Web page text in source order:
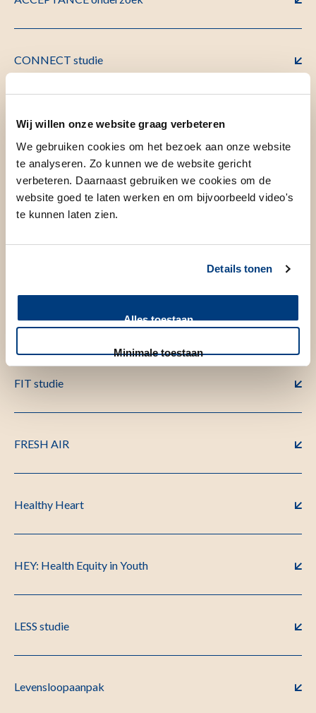
Wij willen onze website graag verbeteren
We gebruiken cookies om het bezoek aan onze website
te analyseren. Zo kunnen we de website gericht
verbeteren. Daarnaast gebruiken we cookies om de
website goed te laten werken en om bijvoorbeeld video's
te kunnen laten zien.
Details tonen
Alles toestaan
Minimale toestaan
CONNECT studie
De innovatieve huisartsengeneeskundeopleiding
Duurzaamheidsonderwijs voor de huisartsopleiding
Dynamische Huisartsenbrief
Treatment In primary Care (ECSTATIC)
FIT studie
FRESH AIR
Healthy Heart
HEY: Health Equity in Youth
LESS studie
Levensloopaanpak